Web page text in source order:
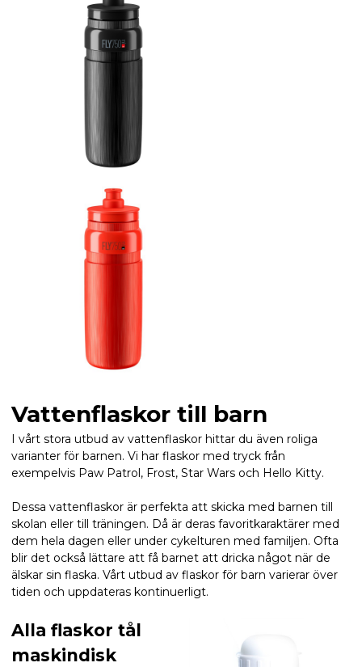
Vattenflaskor till barn
I vårt stora utbud av vattenflaskor hittar du även roliga
varianter för barnen. Vi har flaskor med tryck från
exempelvis Paw Patrol, Frost, Star Wars och Hello Kitty.
Dessa vattenflaskor är perfekta att skicka med barnen till
skolan eller till träningen. Då är deras favoritkaraktärer med
dem hela dagen eller under cykelturen med familjen. Ofta
blir det också lättare att få barnet att dricka något när de
älskar sin flaska. Vårt utbud av flaskor för barn varierar över
tiden och uppdateras kontinuerligt.
Alla flaskor tål
maskindisk